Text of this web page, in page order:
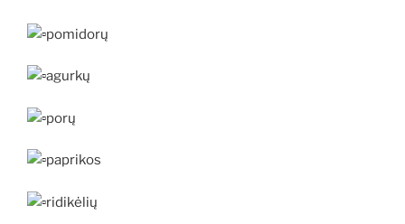
pomidorų
agurkų
porų
paprikos
ridikėlių